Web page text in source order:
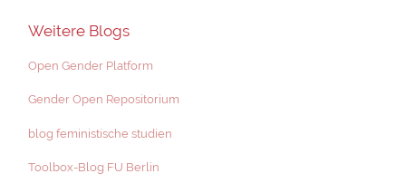
Weitere Blogs
Open Gender Platform
Gender Open Repositorium
blog feministische studien
Toolbox-Blog FU Berlin